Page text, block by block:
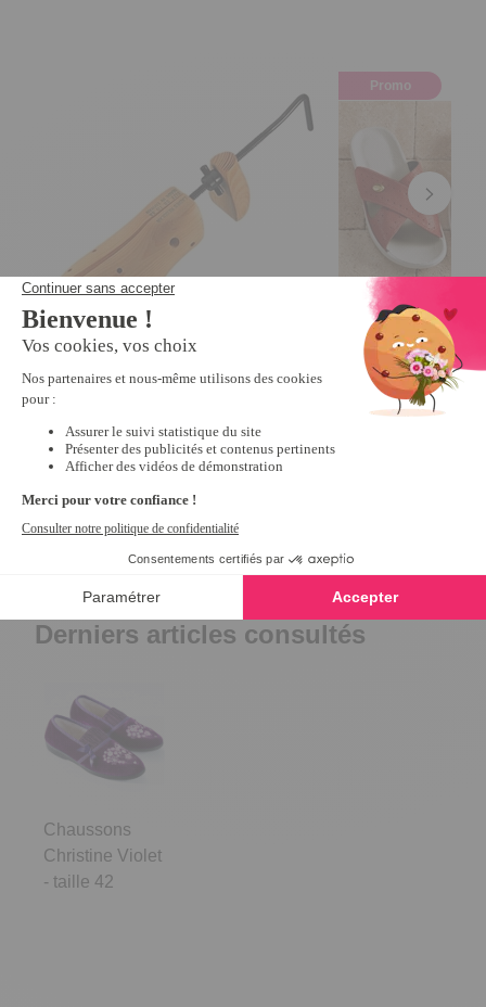
Extenseur chaussures femme
12,99 €
Promo
Mules scratchées
10,79 € 26,99 €
Derniers articles consultés
Chaussons
Christine Violet
- taille 42